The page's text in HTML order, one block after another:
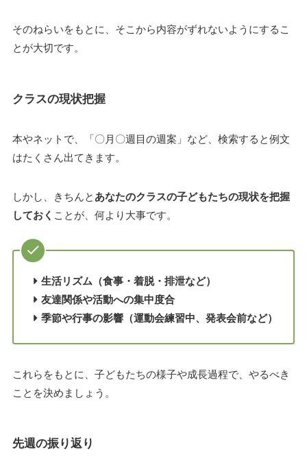
そのねらいをもとに、そこから内容がずれないようにするこ
とが大切です。
クラスの現状把握
本やネットで、「〇月〇週目の週案」など、検索すると例文
はたくさん出てきます。
しかし、きちんと あなたのクラスの子どもたちの現状を把握
しておく ことが、何より大事です。
生活リズム（食事・着脱・排泄など）
友達関係や活動への集中度合
季節や行事の影響（運動会練習中、発表会前など）
これらをもとに、子どもたちの様子や成長過程で、やるべき
ことを決めましょう。
先週の振り返り